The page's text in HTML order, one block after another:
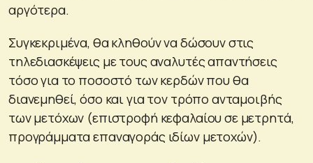
αργότερα.
Συγκεκριμένα, θα κληθούν να δώσουν στις
τηλεδιασκέψεις με τους αναλυτές απαντήσεις
τόσο για το ποσοστό των κερδών που θα
διανεμηθεί, όσο και για τον τρόπο ανταμοιβής
των μετόχων (επιστροφή κεφαλαίου σε μετρητά,
προγράμματα επαναγοράς ιδίων μετοχών).